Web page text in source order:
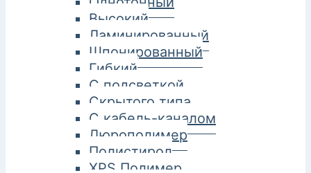
Высокий
Ламинированный
Шпонированный
Гибкий
С подсветкой
Скрытого типа
С кабель-каналом
Дюрополимер
Полистирол
XPS Полимер